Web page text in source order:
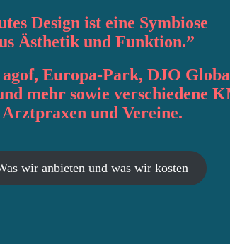
Design ist eine Symbiose
Ästhetikund Funktion.”
Europa-Park, DJO
mehr sowie verschiedene
Arztpraxen und Vereine.
wir anbieten und was wir kosten